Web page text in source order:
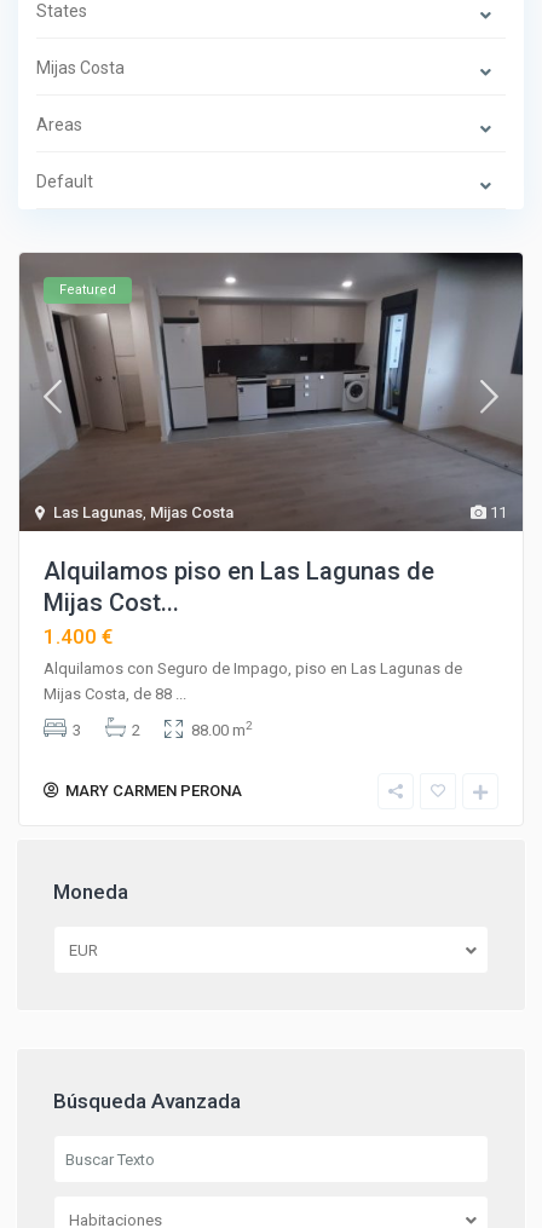
States
Mijas Costa
Areas
Default
11
Las Lagunas, Mijas Costa
Featured
Alquilamos piso en Las Lagunas de
Mijas Cost...
1.400 €
Alquilamos con Seguro de Impago, piso en Las Lagunas de
Mijas Costa, de 88 ...
3
2 88.00 m2
MARY CARMEN PERONA
Moneda
EUR
Búsqueda Avanzada
Habitaciones